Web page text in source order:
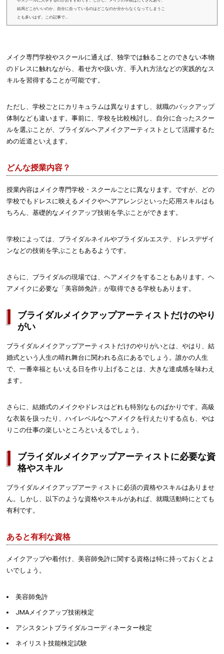
結局どこがいいのか、自分に合っているのはどこなのか分からなくなってしまうこ
とも多いはず。この記事で...
メイク専門学校やスクールに通えば、独学では触ることのできない本物
のドレスに触れながら、着せ方や扱い方、手入れ方法などの実践的なス
キルを習得することが可能です。
ただし、学校ごとにカリキュラムは異なりますし、就職のバックアップ
体制なども違います。事前に、学校を比較検討し、自分に合ったスクー
ルを選ぶことが、ブライダルヘアメイクアーティストとして活躍するた
めの近道といえます。
どんな授業内容？
授業内容はメイク専門学校・スクールごとに異なります。ですが、どの
学校でもドレスに映えるメイクやヘアアレンジといった応用スキルはも
ちろん、基礎的なメイクアップ技術を学ぶことができます。
学校によっては、ブライダルネイルやブライダルエステ、ドレスデザイ
ンなどの技術を学ぶこともあるようです。
さらに、ブライダルの現場では、ヘアメイクをすることもあります。ヘ
アメイクに必要な「美容師免許」が取得できる学校もあります。
ブライダルメイクアップアーティストだけのやり
がい
ブライダルメイクアップアーティストだけのやりがいとは、やはり、結
婚式という人生の晴れ舞台に関われる点にあるでしょう。誰かの人生
で、一番幸福ともいえる日を作り上げることは、大きな達成感を味わえ
ます。
さらに、結婚式のメイクやドレスはどれも特別なものばかりです。高級
な衣装を扱ったり、ハイレベルなヘアメイクを行えたりする点も、やは
りこの仕事の楽しいところといえるでしょう。
ブライダルメイクアップアーティストに必要な資
格やスキル
ブライダルメイクアップアーティストに必須の資格やスキルはありませ
ん。しかし、以下のような資格やスキルがあれば、就職活動時にとても
有利です。
あると有利な資格
メイクアップや着付け、美容師免許に関する資格は特に持っておくとよ
いでしょう。
美容師免許
JMAメイクアップ技術検定
アシスタントブライダルコーディネーター検定
ネイリスト技能検定試験